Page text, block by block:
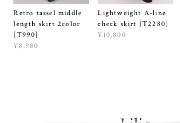
Retro tassel middle
length skirt 2color
[T990]
¥8,980
Lightweight A-line
check skirt [T2280]
¥10,800